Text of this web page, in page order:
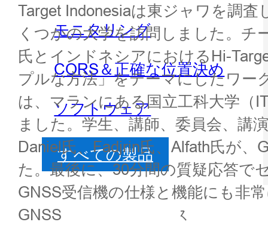
モニタリング
CORS＆正確な位置決め
ソフトウェア
すべての製品
Target Indonesiaは東ジャワを調
くつかの大学を訪問しました。チ
氏とインドネシアにおけるHi-
プルな方法」をテーマにしたワー
は、マランにある国立工科大学（
ました。学生、講師、委員会、講
Daniel氏、Fadjrin氏、Alfath氏が
た。最後に、30分間の質疑応答で
GNSS受信機の仕様と機能にも非
GNSS受信機のデモンストレーシ